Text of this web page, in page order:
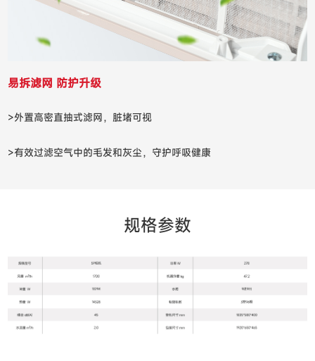
易拆滤网 防护升级
>外置高密直抽式滤网，脏堵可视
>有效过滤空气中的毛发和灰尘，守护呼吸健康
规格参数